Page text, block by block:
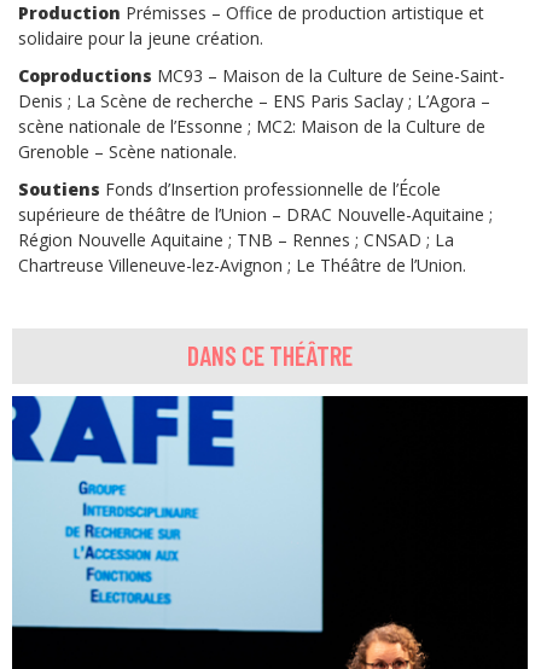
Production Prémisses – Office de production artistique et
solidaire pour la jeune création.
Coproductions MC93 – Maison de la Culture de Seine-Saint-
Denis ; La Scène de recherche – ENS Paris Saclay ; L’Agora –
scène nationale de l’Essonne ; MC2: Maison de la Culture de
Grenoble – Scène nationale.
Soutiens Fonds d’Insertion professionnelle de l’École
supérieure de théâtre de l’Union – DRAC Nouvelle-Aquitaine ;
Région Nouvelle Aquitaine ; TNB – Rennes ; CNSAD ; La
Chartreuse Villeneuve-lez-Avignon ; Le Théâtre de l’Union.
DANS CE THÉÂTRE